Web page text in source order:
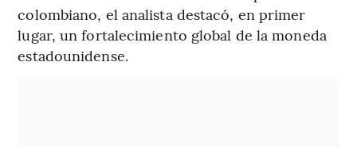
colombiano, el analista destacó, en primer
lugar, un fortalecimiento global de la moneda
estadounidense.